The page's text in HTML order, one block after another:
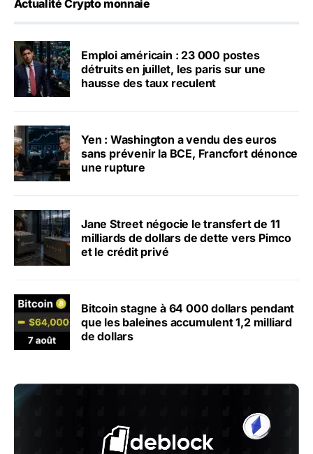
Actualité Crypto monnaie
Emploi américain : 23 000 postes
détruits en juillet, les paris sur une
hausse des taux reculent
Yen : Washington a vendu des euros
sans prévenir la BCE, Francfort dénonce
une rupture
Jane Street négocie le transfert de 11
milliards de dollars de dette vers Pimco
et le crédit privé
Bitcoin stagne à 64 000 dollars pendant
que les baleines accumulent 1,2 milliard
de dollars